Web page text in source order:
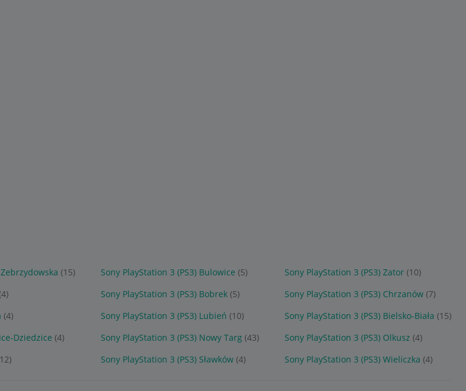
(15) Sony PlayStation 3 (PS3) Bulowice (5) Sony PlayStation 3 (PS3) Zator (10)
Sony PlayStation 3 (PS3) Bobrek (5) Sony PlayStation 3 (PS3) Chrzanów (7)
(4) Sony PlayStation 3 (PS3) Lubień (10) Sony PlayStation 3 (PS3) Bielsko-Biała (15)
Dziedzice (4) Sony PlayStation 3 (PS3) Nowy Targ (43) Sony PlayStation 3 (PS3) Olkusz (4)
Sony PlayStation 3 (PS3) Sławków (4) Sony PlayStation 3 (PS3) Wieliczka (4)